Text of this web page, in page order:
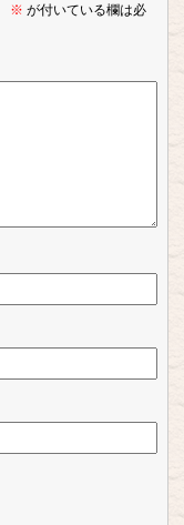
※ が付いている欄は必